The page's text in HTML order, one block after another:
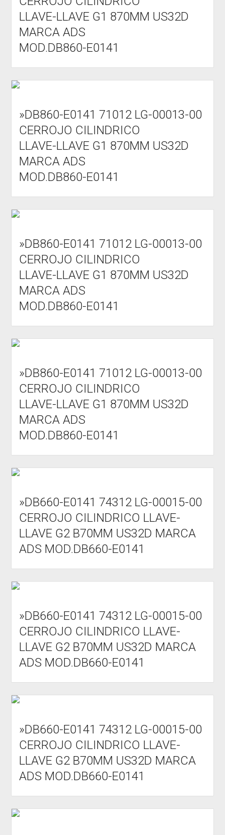
LLAVE-LLAVE G1 870MM US32D
MARCA ADS
MOD.DB860-E0141
»DB860-E0141 71012 LG-00013-00
CERROJO CILINDRICO
LLAVE-LLAVE G1 870MM US32D
MARCA ADS
MOD.DB860-E0141
»DB860-E0141 71012 LG-00013-00
CERROJO CILINDRICO
LLAVE-LLAVE G1 870MM US32D
MARCA ADS
MOD.DB860-E0141
»DB860-E0141 71012 LG-00013-00
CERROJO CILINDRICO
LLAVE-LLAVE G1 870MM US32D
MARCA ADS
MOD.DB860-E0141
»DB660-E0141 74312 LG-00015-00
CERROJO CILINDRICO LLAVE-
LLAVE G2 B70MM US32D MARCA
ADS MOD.DB660-E0141
»DB660-E0141 74312 LG-00015-00
CERROJO CILINDRICO LLAVE-
LLAVE G2 B70MM US32D MARCA
ADS MOD.DB660-E0141
»DB660-E0141 74312 LG-00015-00
CERROJO CILINDRICO LLAVE-
LLAVE G2 B70MM US32D MARCA
ADS MOD.DB660-E0141